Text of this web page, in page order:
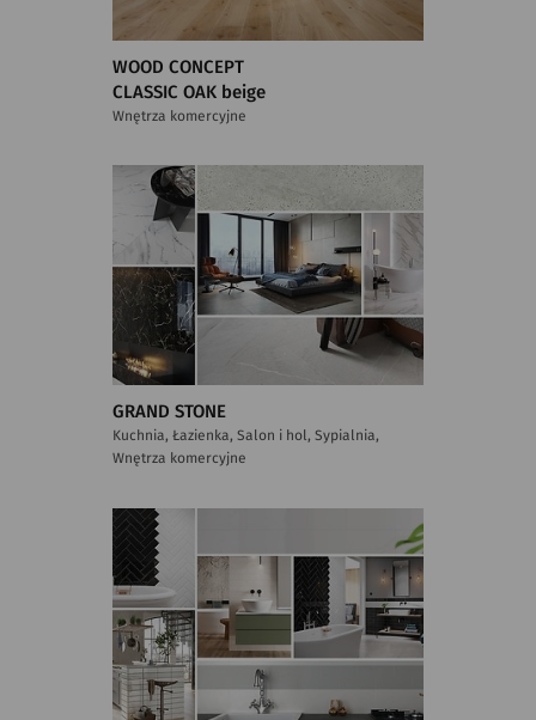
WOOD CONCEPT
CLASSIC OAK beige
Wnętrza komercyjne
GRAND STONE
Kuchnia, Łazienka, Salon i hol, Sypialnia,
Wnętrza komercyjne